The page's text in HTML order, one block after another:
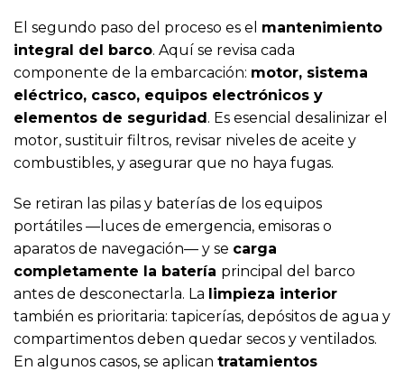
El segundo paso del proceso es el mantenimiento
integral del barco. Aquí se revisa cada
componente de la embarcación: motor, sistema
eléctrico, casco, equipos electrónicos y
elementos de seguridad. Es esencial desalinizar el
motor, sustituir filtros, revisar niveles de aceite y
combustibles, y asegurar que no haya fugas.
Se retiran las pilas y baterías de los equipos
portátiles —luces de emergencia, emisoras o
aparatos de navegación— y se carga
completamente la batería principal del barco
antes de desconectarla. La limpieza interior
también es prioritaria: tapicerías, depósitos de agua y
compartimentos deben quedar secos y ventilados.
En algunos casos, se aplican tratamientos